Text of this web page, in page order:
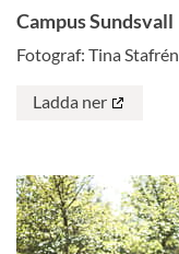
Campus Sundsvall
Fotograf: Tina Stafrén
Ladda ner